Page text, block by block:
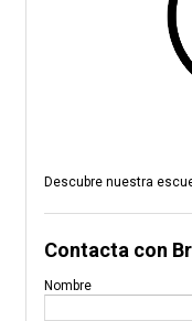
Descubre nuestra
Contacta con
Nombre